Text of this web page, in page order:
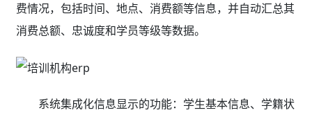
费情况，包括时间、地点、消费额等信息，并自动汇总其
消费总额、忠诚度和学员等级等数据。
系统集成化信息显示的功能：学生基本信息、学籍状